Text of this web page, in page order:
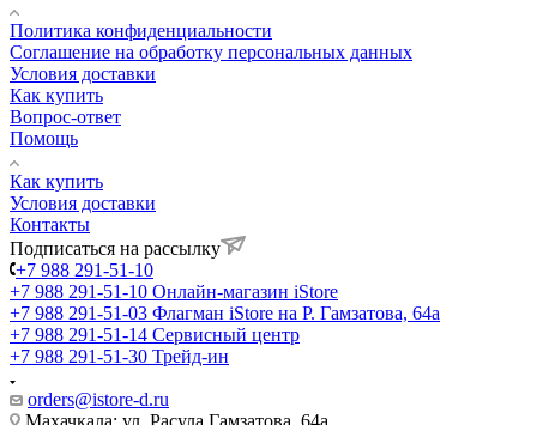
Политика конфиденциальности
Соглашение на обработку персональных данных
Условия доставки
Как купить
Вопрос-ответ
Помощь
Как купить
Условия доставки
Контакты
Подписаться на рассылку
+7 988 291-51-10
+7 988 291-51-10 Онлайн-магазин iStore
+7 988 291-51-03 Флагман iStore на Р. Гамзатова, 64а
+7 988 291-51-14 Сервисный центр
+7 988 291-51-30 Трейд-ин
orders@istore-d.ru